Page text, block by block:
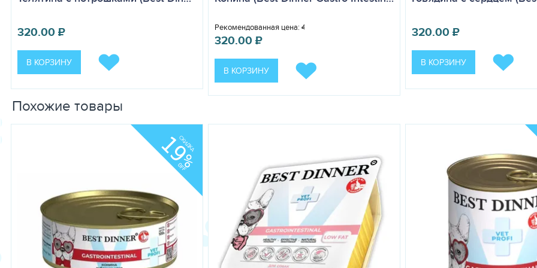
320.00₽
В КОРЗИНУ
Рекомендованная цена: 403.00
320.00₽
В КОРЗИНУ
320.00₽
В КОРЗИНУ
Похожие товары
СКИДКА
19
%
OFF